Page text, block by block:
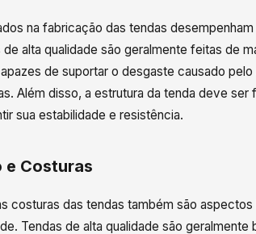
na fabricação das tendas
de alta qualidade são geralmente feitas de
de suportar o desgaste causado
Além disso, a estrutura da tenda deve ser
sua estabilidade e resistência.
e Costuras
costuras das tendas também são
Tendas de alta qualidade são